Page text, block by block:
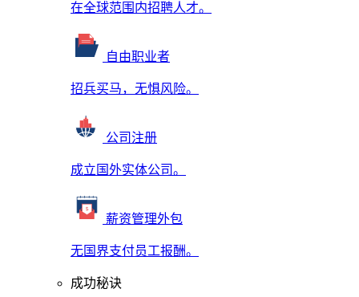
在全球范围内招聘人才。
自由职业者
招兵买马，无惧风险。
公司注册
成立国外实体公司。
薪资管理外包
无国界支付员工报酬。
成功秘诀